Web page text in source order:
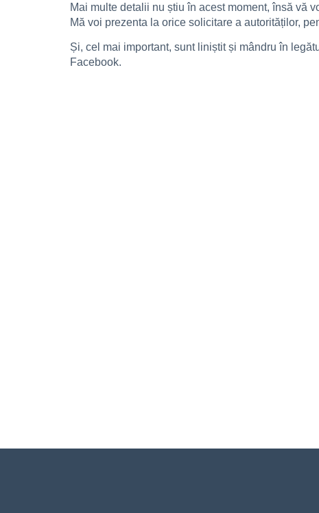
Mai multe detalii nu știu în acest moment, însă vă
Mă voi prezenta la orice solicitare a autorităților,
Și, cel mai important, sunt liniștit și mândru în
Facebook.